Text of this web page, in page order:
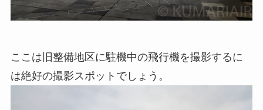
ここは旧整備地区に駐機中の飛行機を撮影するに
は絶好の撮影スポットでしょう。